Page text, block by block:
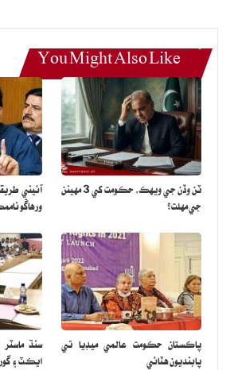
You Might Also Like
ٽن وڏن جي ويهڪ، حڪومت کي 3 مهينن
جي مهلت؟
آئيني
ورهاڱو
پاڪستان حڪومت عالمي ميڊيا تي
پابنديون هٽائي
سنڌ ماسٽر
ايڪٽ ۽